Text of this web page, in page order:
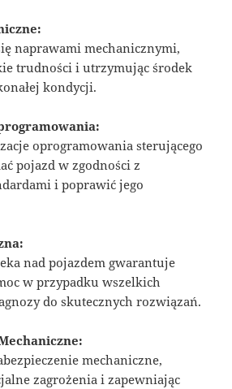
naprawami mechanicznymi,
trudności i utrzymując środek
kondycji.
oprogramowania sterującego
pojazd w zgodności z
i poprawić jego
nad pojazdem gwarantuje
w przypadku wszelkich
do skutecznych rozwiązań.
mechaniczne,
zagrożenia i zapewniając